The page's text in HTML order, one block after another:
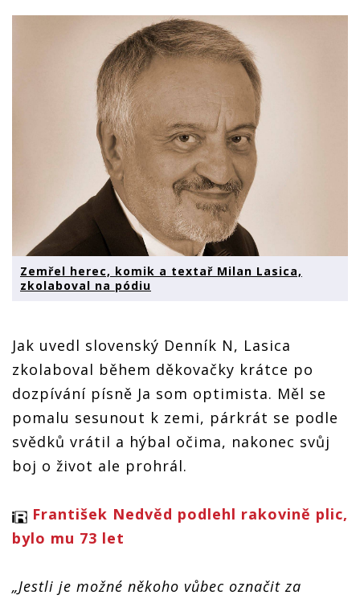
Zemřel herec, komik a textař Milan Lasica,
zkolaboval na pódiu
Jak uvedl slovenský Denník N, Lasica
zkolaboval během děkovačky krátce po
dozpívání písně Ja som optimista. Měl se
pomalu sesunout k zemi, párkrát se podle
svědků vrátil a hýbal očima, nakonec svůj
boj o život ale prohrál.
František Nedvěd podlehl rakovině plic,
bylo mu 73 let
„Jestli je možné někoho vůbec označit za